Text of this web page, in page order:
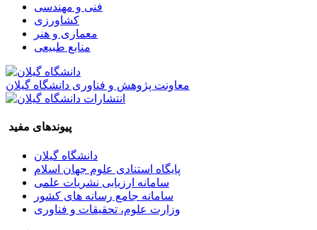
فنی و مهندسی
کشاورزی
معماری و هنر
منابع طبیعی
معاونت پژوهش و فناوری دانشگاه گیلان
پیوندهای مفید
دانشگاه گیلان
پایگاه استنادی علوم جهان اسلام
سامانه ارزیابی نشریات علمی
سامانه جامع رسانه های کشور
وزارت علوم، تحقیقات و فناوری